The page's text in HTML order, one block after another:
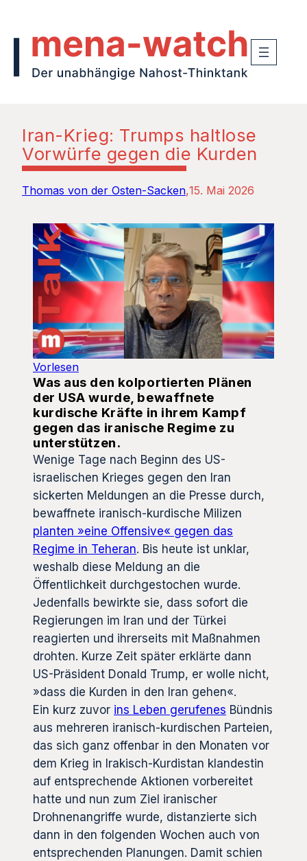
Iran-Krieg: Trumps haltlose
Vorwürfe gegen die Kurden
Thomas von der Osten-Sacken 15. Mai 2026
Vorlesen
Was aus den kolportierten Plänen
der USA wurde, bewaffnete
kurdische Kräfte in ihrem Kampf
gegen das iranische Regime zu
unterstützen.
Wenige Tage nach Beginn des US-
israelischen Krieges gegen den Iran
sickerten Meldungen an die Presse durch,
bewaffnete iranisch-kurdische Milizen
planten »eine Offensive« gegen das
Regime in Teheran. Bis heute ist unklar,
weshalb diese Meldung an die
Öffentlichkeit durchgestochen wurde.
Jedenfalls bewirkte sie, dass sofort die
Regierungen im Iran und der Türkei
reagierten und ihrerseits mit Maßnahmen
drohten. Kurze Zeit später erklärte dann
US-Präsident Donald Trump, er wolle nicht,
»dass die Kurden in den Iran gehen«.
Ein kurz zuvor ins Leben gerufenes Bündnis
aus mehreren iranisch-kurdischen Parteien,
das sich ganz offenbar in den Monaten vor
dem Krieg in Irakisch-Kurdistan klandestin
auf entsprechende Aktionen vorbereitet
hatte und nun zum Ziel iranischer
Drohnenangriffe wurde, distanzierte sich
dann in den folgenden Wochen auch von
entsprechenden Planungen. Damit schien